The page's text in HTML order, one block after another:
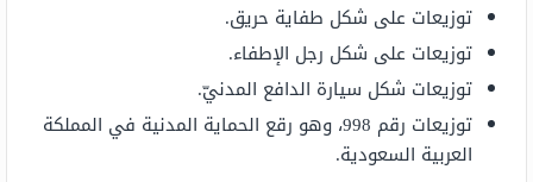
توزيعات على شكل طفاية حريق.
توزيعات على شكل رجل الإطفاء.
توزيعات شكل سيارة الدافع المدنيّ.
توزيعات رقم 998، وهو رقع الحماية المدنية في المملكة
العربية السعودية.